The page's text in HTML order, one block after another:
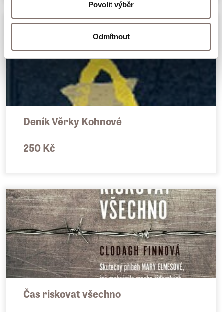
Povolit výběr
Odmítnout
Deník Věrky Kohnové
250 Kč
Čas riskovat všechno